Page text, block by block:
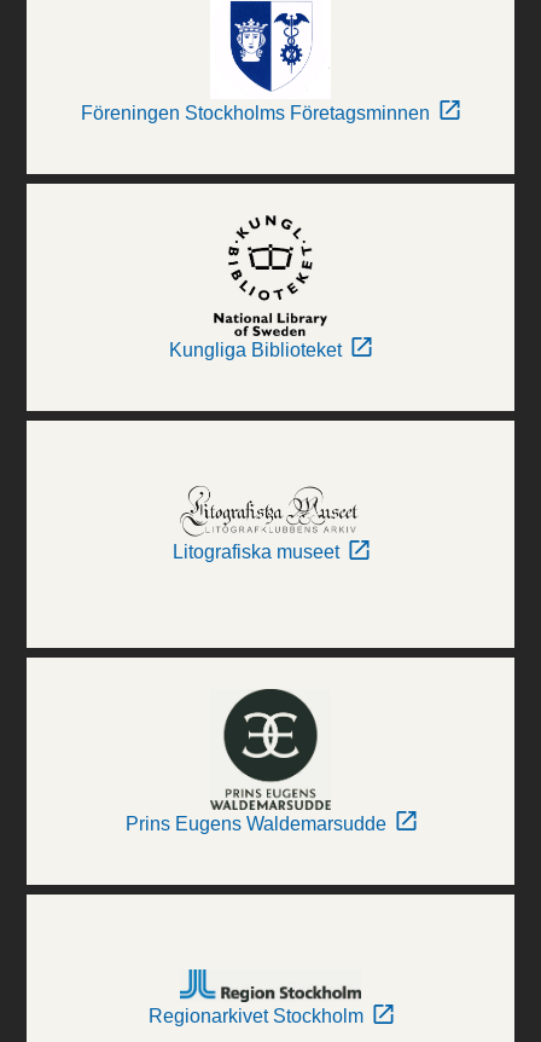
Föreningen Stockholms Företagsminnen
Kungliga Biblioteket
Litografiska museet
Prins Eugens Waldemarsudde
Regionarkivet Stockholm